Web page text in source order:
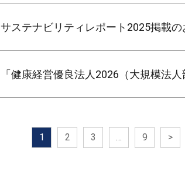
サステナビリティレポート2025掲載
「健康経営優良法人2026（大規模法
1 2 3 … 9 >